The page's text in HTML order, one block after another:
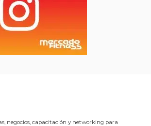
negocios, capacitación y networking para